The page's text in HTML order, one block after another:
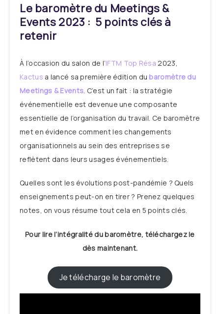
Le baromètre du Meetings &
Events 2023 : 5 points clés à
retenir
À l’occasion du salon de l’IFTM Top Résa 2023,
Kactus a lancé sa première édition dubaromètre du
Meetings & Events . C’est un fait : la stratégie
événementielle est devenue une composante
essentielle de l’organisation du travail. Ce baromètre
met en évidence comment les changements
organisationnels au sein des entreprises se
reflètent dans leurs usages événementiels.
Quelles sont les évolutions post-pandémie ? Quels
enseignements peut-on en tirer ? Prenez quelques
notes, on vous résume tout cela en 5 points clés.
Pour lire l’intégralité du baromètre, téléchargez le
dès maintenant.
Je télécharge le baromètre